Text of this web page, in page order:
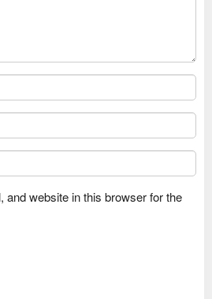
and website in this browser for the